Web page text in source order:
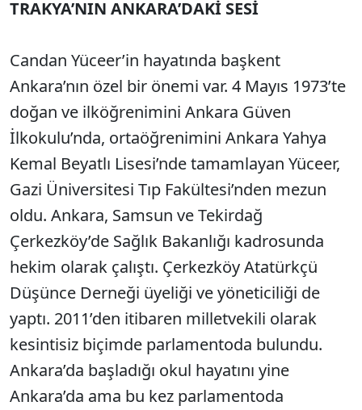
TRAKYA’NIN ANKARA’DAKİ SESİ
Candan Yüceer’in hayatında başkent
Ankara’nın özel bir önemi var. 4 Mayıs 1973’te
doğan ve ilköğrenimini Ankara Güven
İlkokulu’nda, ortaöğrenimini Ankara Yahya
Kemal Beyatlı Lisesi’nde tamamlayan Yüceer,
Gazi Üniversitesi Tıp Fakültesi’nden mezun
oldu. Ankara, Samsun ve Tekirdağ
Çerkezköy’de Sağlık Bakanlığı kadrosunda
hekim olarak çalıştı. Çerkezköy Atatürkçü
Düşünce Derneği üyeliği ve yöneticiliği de
yaptı. 2011’den itibaren milletvekili olarak
kesintisiz biçimde parlamentoda bulundu.
Ankara’da başladığı okul hayatını yine
Ankara’da ama bu kez parlamentoda